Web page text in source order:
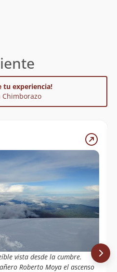
tu experiencia!
Chimborazo
vista desde la cumbre.
Roberto Moya el ascenso